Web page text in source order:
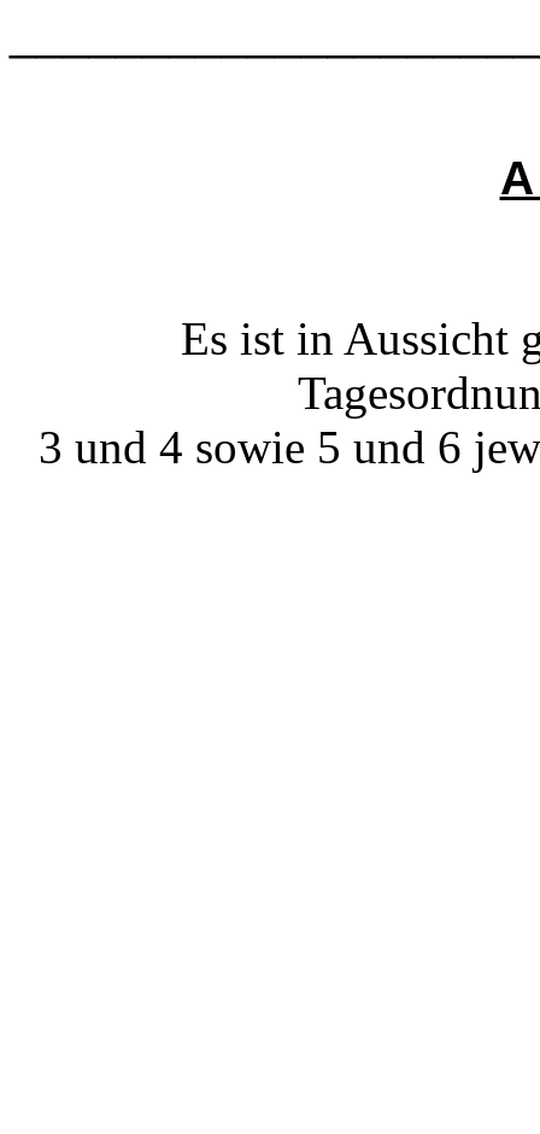
Es ist in Aussicht
3 und 4 sowie 5 und 6